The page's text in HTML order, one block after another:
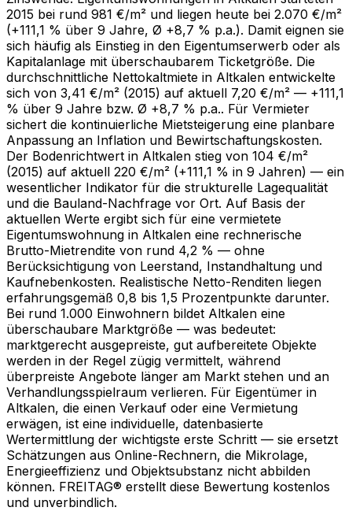
2015 bei rund 981 €/m² und liegen heute bei 2.070 €/m²
(+111,1 % über 9 Jahre, Ø +8,7 % p.a.). Damit eignen sie
sich häufig als Einstieg in den Eigentumserwerb oder als
Kapitalanlage mit überschaubarem Ticketgröße. Die
durchschnittliche Nettokaltmiete in Altkalen entwickelte
sich von 3,41 €/m² (2015) auf aktuell 7,20 €/m² — +111,1
% über 9 Jahre bzw. Ø +8,7 % p.a.. Für Vermieter
sichert die kontinuierliche Mietsteigerung eine planbare
Anpassung an Inflation und Bewirtschaftungskosten.
Der Bodenrichtwert in Altkalen stieg von 104 €/m²
(2015) auf aktuell 220 €/m² (+111,1 % in 9 Jahren) — ein
wesentlicher Indikator für die strukturelle Lagequalität
und die Bauland-Nachfrage vor Ort. Auf Basis der
aktuellen Werte ergibt sich für eine vermietete
Eigentumswohnung in Altkalen eine rechnerische
Brutto-Mietrendite von rund 4,2 % — ohne
Berücksichtigung von Leerstand, Instandhaltung und
Kaufnebenkosten. Realistische Netto-Renditen liegen
erfahrungsgemäß 0,8 bis 1,5 Prozentpunkte darunter.
Bei rund 1.000 Einwohnern bildet Altkalen eine
überschaubare Marktgröße — was bedeutet:
marktgerecht ausgepreiste, gut aufbereitete Objekte
werden in der Regel zügig vermittelt, während
überpreiste Angebote länger am Markt stehen und an
Verhandlungsspielraum verlieren. Für Eigentümer in
Altkalen, die einen Verkauf oder eine Vermietung
erwägen, ist eine individuelle, datenbasierte
Wertermittlung der wichtigste erste Schritt — sie ersetzt
Schätzungen aus Online-Rechnern, die Mikrolage,
Energieeffizienz und Objektsubstanz nicht abbilden
können. FREITAG® erstellt diese Bewertung kostenlos
und unverbindlich.